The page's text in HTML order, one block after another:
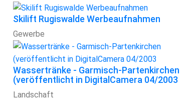
Skilift Rugiswalde Werbeaufnahmen
Gewerbe
Wassertränke - Garmisch-Partenkirchen
(veröffentlicht in DigitalCamera 04/2003
Landschaft